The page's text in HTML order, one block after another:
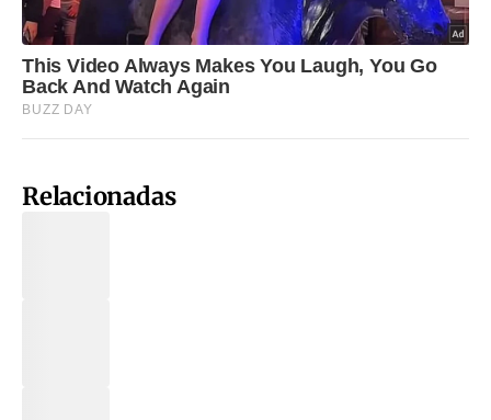
Relacionadas